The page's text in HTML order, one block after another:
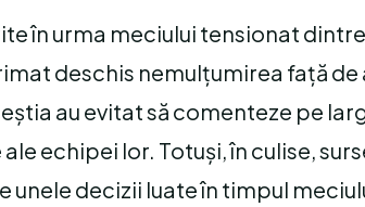
în urma meciului tensionat
deschis nemulțumirea față
au evitat să comenteze pe
echipei lor. Totuși, în culise,
unele decizii luate în timpul